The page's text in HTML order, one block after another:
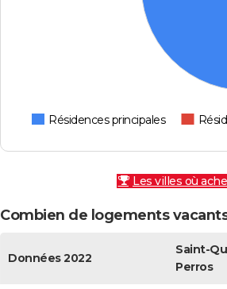
Résidences principales
Les villes où
Combien de logements
Données 2022
Saint-
Perros